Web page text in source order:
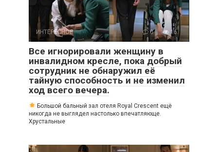
ИНТЕРЕСНОЕ 0 16
Все игнорировали женщину в
инвалидном кресле, пока добрый
сотрудник не обнаружил её
тайную способность и не изменил
ход всего вечера.
Большой бальный зал отеля Royal Crescent ещё
никогда не выглядел настолько впечатляюще.
Хрустальные